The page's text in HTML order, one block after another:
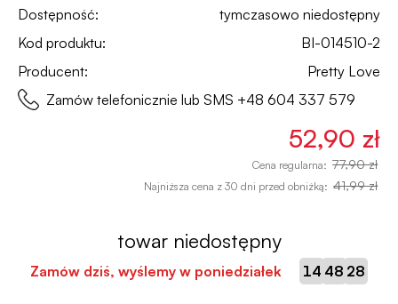
Dostępność:
tymczasowo niedostępny
Kod produktu:
BI-014510-2
Producent:
Pretty Love
Zamów telefonicznie lub SMS +48 604 337 579
52,90 zł
Cena regularna: 77,90 zł
Najniższa cena z 30 dni przed obniżką: 41,99 zł
towar niedostępny
Zamów dziś, wyślemy w poniedziałek 14 48 28